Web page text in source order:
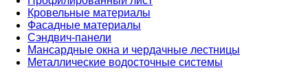
Кровельные материалы
Фасадные материалы
Сэндвич-панели
Мансардные окна и чердачные лестницы
Металлические водосточные системы